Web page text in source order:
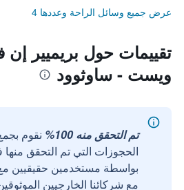
عرض جميع وسائل الراحة وعددها 4
تقييمات حول بريميير إن
ويست - ساوثوود
تم التحقق منه 100%
نقوم
الحجوزات التي تم التحقق
مع شركائنا الخارجيين